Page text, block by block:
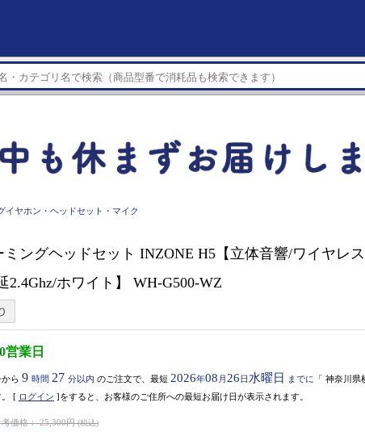
イヤホン・ヘッドセット・マイク
ミングヘッドセット INZONE H5【立体音響/ワイヤレ
2.4Ghz/ホワイト】 WH-G500-WZ
営業日
から 9 時間 27 分以内 のご注文で、最短 2026年08 月 26日 水曜日 までに 「 神奈川県
[ ログイン ]をすると、お客様のご住所への最短お届け日が表示されます。
考価格： 25,300円(税込)